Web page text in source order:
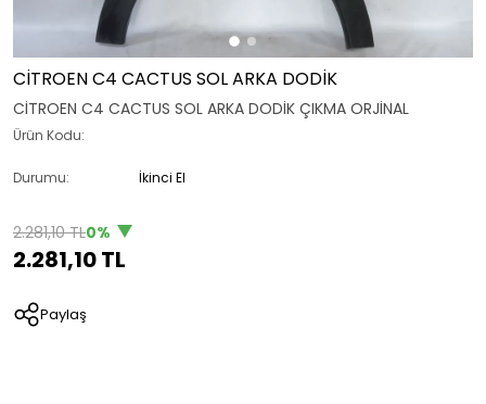
CİTROEN C4 CACTUS SOL ARKA DODİK
CİTROEN C4 CACTUS SOL ARKA DODİK ÇIKMA ORJİNAL
Ürün Kodu:
Durumu: İkinci El
2.281,10 TL0%
2.281,10 TL
Paylaş